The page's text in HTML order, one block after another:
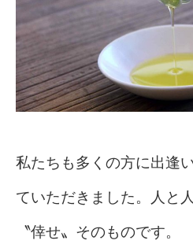
私たちも多くの方に出逢
ていただきました。人と
〝倖せ〟そのものです。